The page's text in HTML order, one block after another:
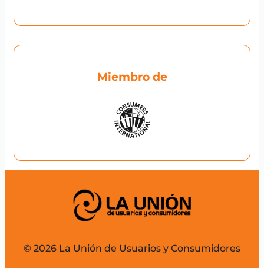
Miembro de
© 2026 La Unión de Usuarios y Consumidores